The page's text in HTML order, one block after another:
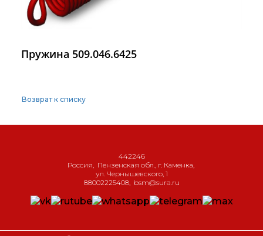
Пружина 509.046.6425
Возврат к списку
442246
Россия, Пензенская обл., г. Каменка,
ул. Чернышевского, 1
88002225408, bsm@sura.ru